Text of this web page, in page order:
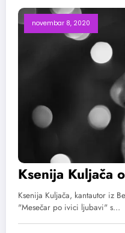
novembar 8, 2020
Ksenija Kuljača
Ksenija Kuljača, kantautor iz
"Mesečar po ivici ljubavi" s…